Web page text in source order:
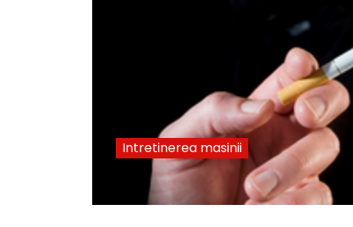
Intretinerea masinii